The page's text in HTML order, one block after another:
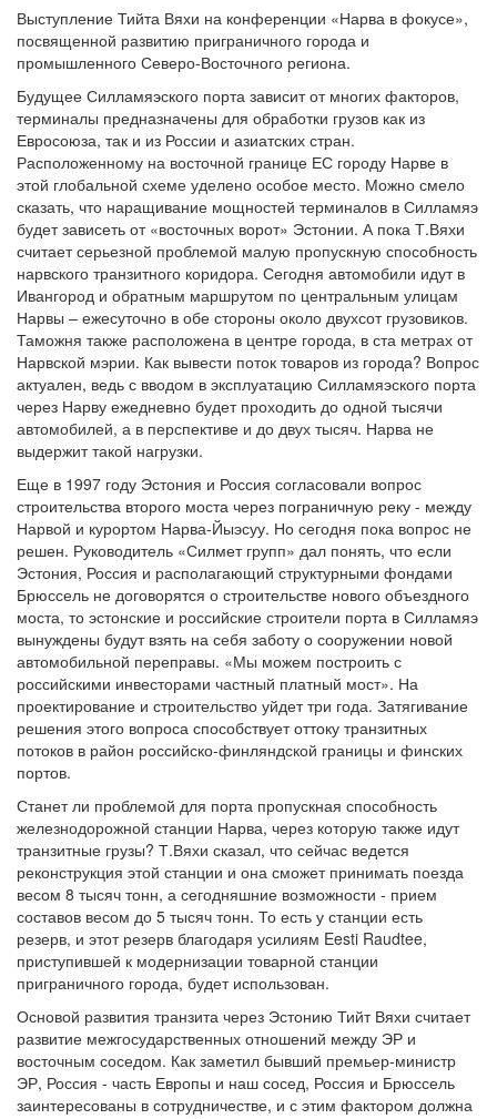
Выступление Тийта Вяхи на конференции «Нарва в фокусе»,
посвященной развитию приграничного города и
промышленного Северо-Восточного региона.
Будущее Силламяэского порта зависит от многих факторов,
терминалы предназначены для обработки грузов как из
Евросоюза, так и из России и азиатских стран.
Расположенному на восточной границе ЕС городу Нарве в
этой глобальной схеме уделено особое место. Можно смело
сказать, что наращивание мощностей терминалов в Силламяэ
будет зависеть от «восточных ворот» Эстонии. А пока Т.Вяхи
считает серьезной проблемой малую пропускную способность
нарвского транзитного коридора. Сегодня автомобили идут в
Ивангород и обратным маршрутом по центральным улицам
Нарвы – ежесуточно в обе стороны около двухсот грузовиков.
Таможня также расположена в центре города, в ста метрах от
Нарвской мэрии. Как вывести поток товаров из города? Вопрос
актуален, ведь с вводом в эксплуатацию Силламяэского порта
через Нарву ежедневно будет проходить до одной тысячи
автомобилей, а в перспективе и до двух тысяч. Нарва не
выдержит такой нагрузки.
Еще в 1997 году Эстония и Россия согласовали вопрос
строительства второго моста через пограничную реку - между
Нарвой и курортом Нарва-Йыэсуу. Но сегодня пока вопрос не
решен. Руководитель «Силмет групп» дал понять, что если
Эстония, Россия и располагающий структурными фондами
Брюссель не договорятся о строительстве нового объездного
моста, то эстонские и российские строители порта в Силламяэ
вынуждены будут взять на себя заботу о сооружении новой
автомобильной переправы. «Мы можем построить с
российскими инвесторами частный платный мост». На
проектирование и строительство уйдет три года. Затягивание
решения этого вопроса способствует оттоку транзитных
потоков в район российско-финляндской границы и финских
портов.
Станет ли проблемой для порта пропускная способность
железнодорожной станции Нарва, через которую также идут
транзитные грузы? Т.Вяхи сказал, что сейчас ведется
реконструкция этой станции и она сможет принимать поезда
весом 8 тысяч тонн, а сегодняшние возможности - прием
составов весом до 5 тысяч тонн. То есть у станции есть
резерв, и этот резерв благодаря усилиям Eesti Raudtee,
приступившей к модернизации товарной станции
приграничного города, будет использован.
Основой развития транзита через Эстонию Тийт Вяхи считает
развитие межгосударственных отношений между ЭР и
восточным соседом. Как заметил бывший премьер-министр
ЭР, Россия - часть Европы и наш сосед, Россия и Брюссель
заинтересованы в сотрудничестве, и с этим фактором должна